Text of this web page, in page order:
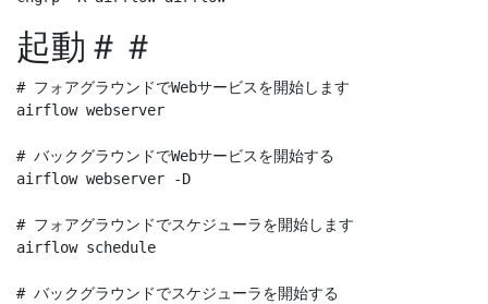
起動＃＃
# フォアグラウンドでWebサービスを開始します
airflow webserver
# バックグラウンドでWebサービスを開始する
airflow webserver -D
# フォアグラウンドでスケジューラを開始します
airflow schedule
# バックグラウンドでスケジューラを開始する